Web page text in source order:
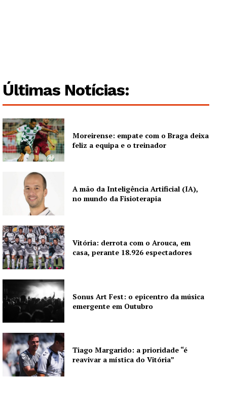
Últimas Notícias:
Moreirense: empate com o Braga deixa
feliz a equipa e o treinador
A mão da Inteligência Artificial (IA),
no mundo da Fisioterapia
Vitória: derrota com o Arouca, em
casa, perante 18.926 espectadores
Sonus Art Fest: o epicentro da música
emergente em Outubro
Tiago Margarido: a prioridade “é
reavivar a mística do Vitória”